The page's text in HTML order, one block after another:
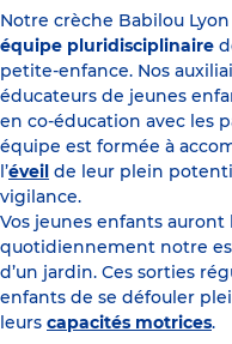
Notre crèche Babilou
équipe pluridisciplinaire
petite-enfance. Nos
éducateurs de jeunes
en co-éducation avec les
équipe est formée à
l’éveil de leur plein
vigilance.
Vos jeunes enfants auront
quotidiennement notre
d’un jardin. Ces sorties
enfants de se défouler
leurs capacités motrices.